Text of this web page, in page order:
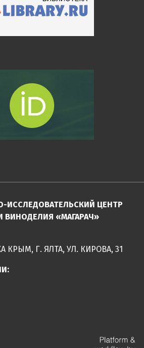
ИССЛЕДОВАТЕЛЬСКИЙ ЦЕНТР
ВИНОДЕЛИЯ «МАГАРАЧ»
КРЫМ, Г. ЯЛТА, УЛ. КИРОВА, 31